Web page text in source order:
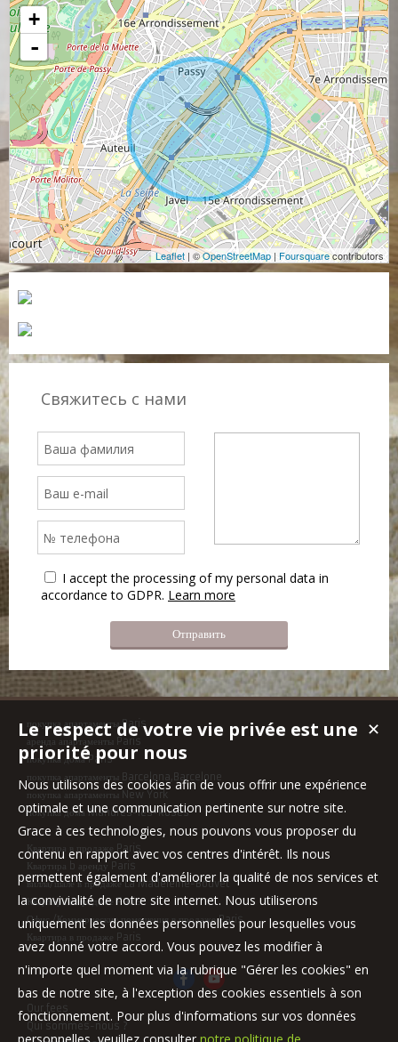
+
-
Leaflet | ©OpenStreetMap | Foursquarecontributors
Свяжитесь с нами
I accept the processing of my personal data in
accordance to GDPR. Learn more
покупка апартаменты Paris
аренда апартаменты Paris
покупка дома Paris
покупка апартаменты Barcelona,Barcelone
покупка апартаменты New York
покупка дома Mandres-les-Roses
Квартира в продаже Paris
Квартира b аренду Paris
вилла/шале в продаже La Madeleine-Bouvet
Квартира в продаже Paris
Офис /Коммерческие помещения в продаже Paris
Квартира в продаже Paris
Our fees
Qui sommes-nous ?
✕
Le respect de votre vie privée est une
priorité pour nous
Nous utilisons des cookies afin de vous offrir une expérience
optimale et une communication pertinente sur notre site.
Grace à ces technologies, nous pouvons vous proposer du
contenu en rapport avec vos centres d'intérêt. Ils nous
permettent également d'améliorer la qualité de nos services et
la convivialité de notre site internet. Nous utiliserons
uniquement les données personnelles pour lesquelles vous
avez donné votre accord. Vous pouvez les modifier à
n'importe quel moment via la rubrique "Gérer les cookies" en
bas de notre site, à l'exception des cookies essentiels à son
fonctionnement. Pour plus d'informations sur vos données